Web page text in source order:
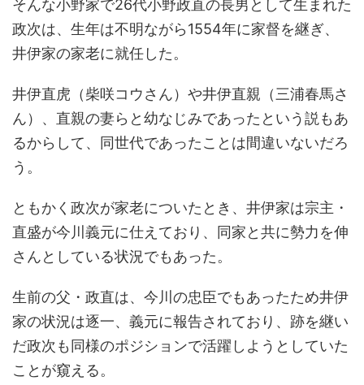
そんな小野家で26代小野政直の長男として生まれた
政次は、生年は不明ながら1554年に家督を継ぎ、
井伊家の家老に就任した。
井伊直虎（柴咲コウさん）や井伊直親（三浦春馬さ
ん）、直親の妻らと幼なじみであったという説もあ
るからして、同世代であったことは間違いないだろ
う。
ともかく政次が家老についたとき、井伊家は宗主・
直盛が今川義元に仕えており、同家と共に勢力を伸
さんとしている状況でもあった。
生前の父・政直は、今川の忠臣でもあったため井伊
家の状況は逐一、義元に報告されており、跡を継い
だ政次も同様のポジションで活躍しようとしていた
ことが窺える。